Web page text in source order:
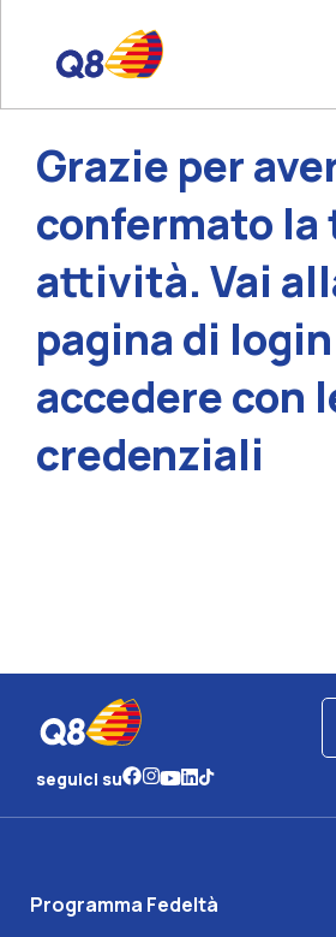
Grazie per
confermato la
attività. Vai
pagina di
accedere con
credenziali
seguici su
Programma Fedeltà